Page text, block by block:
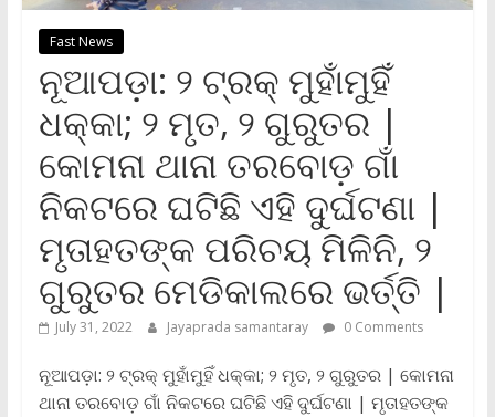
Fast News
ନୂଆପଡ଼ା: ୨ ଟ୍ରକ୍‌ ମୁହାଁମୁହିଁ
ଧକ୍କା; ୨ ମୃତ, ୨ ଗୁରୁତର |
କୋମନା ଥାନା ତରବୋଡ଼ ଗାଁ
ନିକଟରେ ଘଟିଛି ଏହି ଦୁର୍ଘଟଣା |
ମୃତାହତଙ୍କ ପରିଚୟ ମିଳିନି, ୨
ଗୁରୁତର ମେଡିକାଲରେ ଭର୍ତ୍ତି |
July 31, 2022 Jayaprada samantaray 0 Comments
ନୂଆପଡ଼ା: ୨ ଟ୍ରକ୍‌ ମୁହାଁମୁହିଁ ଧକ୍କା; ୨ ମୃତ, ୨ ଗୁରୁତର | କୋମନା
ଥାନା ତରବୋଡ଼ ଗାଁ ନିକଟରେ ଘଟିଛି ଏହି ଦୁର୍ଘଟଣା | ମୃତାହତଙ୍କ